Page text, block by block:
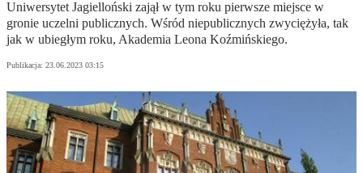
Uniwersytet Jagielloński zajął w tym roku pierwsze miejsce w
gronie uczelni publicznych. Wśród niepublicznych zwyciężyła, tak
jak w ubiegłym roku, Akademia Leona Koźmińskiego.
Publikacja: 23.06.2023 03:15